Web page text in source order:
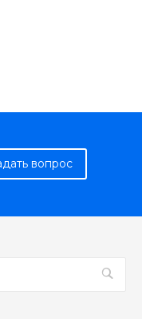
вопрос